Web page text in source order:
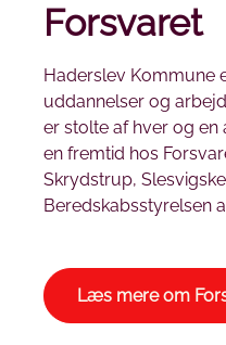
Forsvaret
Haderslev Kommune
uddannelser og
er stolte af hver og
en fremtid hos
Skrydstrup,
Beredskabsstyrelsen
Læs mere om